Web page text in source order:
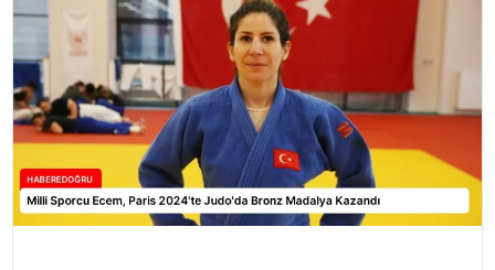
MAGAZİN
SAĞLIK
YAŞAM